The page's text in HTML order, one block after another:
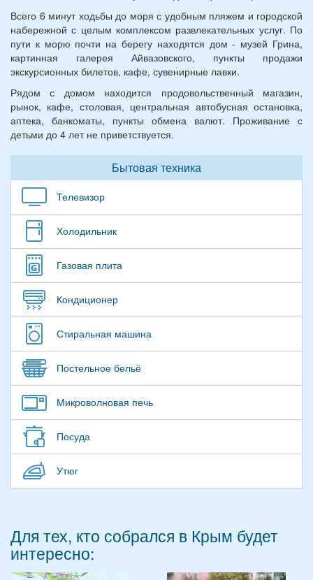
Всего 6 минут ходьбы до моря с удобным пляжем и городской
набережной с целым комплексом развлекательных услуг. По
пути к морю почти на берегу находятся дом - музей Грина,
картинная галерея Айвазовского, пункты продажи
экскурсионных билетов, кафе, сувенирные лавки.
Рядом с домом находится продовольственный магазин,
рынок, кафе, столовая, центральная автобусная остановка,
аптека, банкоматы, пункты обмена валют. Проживание с
детьми до 4 лет не приветствуется.
Бытовая техника
Телевизор
Холодильник
Газовая плита
Кондиционер
Стиральная машина
Постельное бельё
Микроволновая печь
Посуда
Утюг
Для тех, кто собрался в Крым будет
интересно: